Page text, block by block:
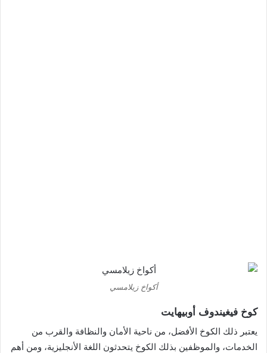
أكواخ زيلامسي
كوخ فيغيندوف أوبيهايت
يعتبر ذلك الكوخ الأفضل، من ناحية الأمان والنظافة والقرب من
الخدمات، والموظفين بذلك الكوخ يتحدثون اللغة الأنجليزية، ومن أهم